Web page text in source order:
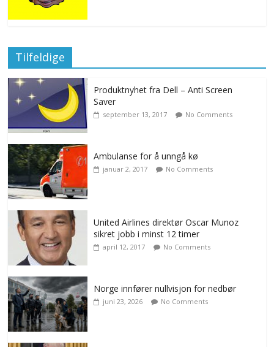
Tilfeldige
Produktnyhet fra Dell – Anti Screen
Saver
september 13, 2017 No Comments
Ambulanse for å unngå kø
januar 2, 2017 No Comments
United Airlines direktør Oscar Munoz
sikret jobb i minst 12 timer
april 12, 2017 No Comments
Norge innfører nullvisjon for nedbør
juni 23, 2026 No Comments